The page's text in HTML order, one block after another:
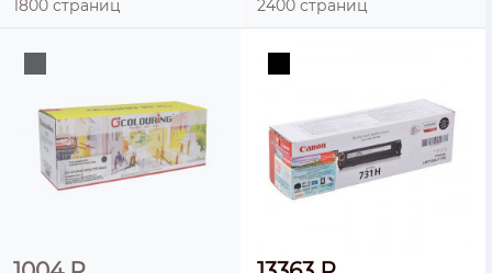
1800 страниц 2400 страниц